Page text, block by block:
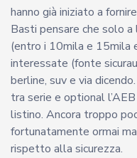
hanno già iniziato a
Basti pensare che solo
(entro i 10mila e 15mila
interessate (fonte
berline, suv e via
tra serie e optional
listino. Ancora troppo
fortunatamente ormai
rispetto alla sicurezza.